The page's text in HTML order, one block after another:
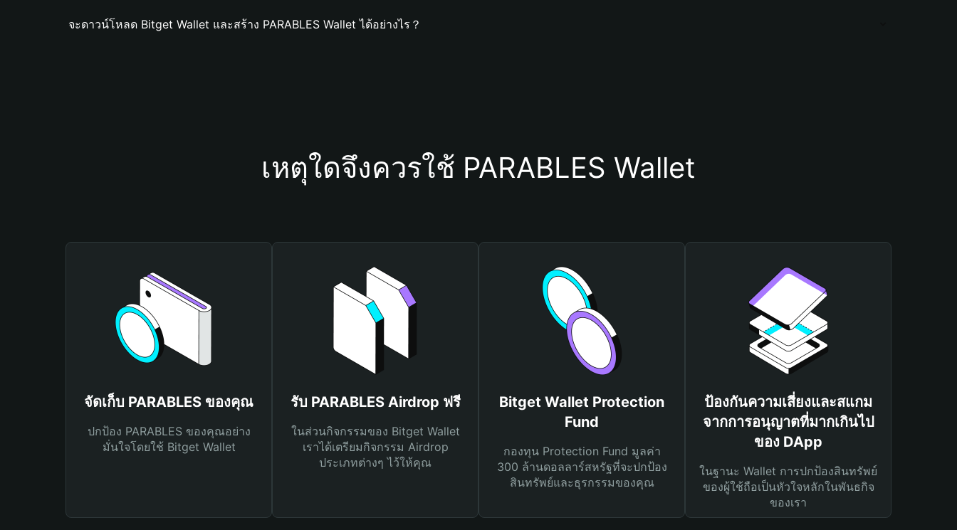
จะดาวน์โหลด Bitget Wallet และสร้าง PARABLES Wallet ได้อย่างไร？
เหตุใดจึงควรใช้ PARABLES Wallet
จัดเก็บ PARABLES ของคุณ
ปกป้อง PARABLES ของคุณอย่าง
มั่นใจโดยใช้ Bitget Wallet
รับ PARABLES Airdrop ฟรี
ในส่วนกิจกรรมของ Bitget Wallet
เราได้เตรียมกิจกรรม Airdrop
ประเภทต่างๆ ไว้ให้คุณ
Bitget Wallet Protection
Fund
กองทุน Protection Fund มูลค่า
300 ล้านดอลลาร์สหรัฐที่จะปกป้อง
สินทรัพย์และธุรกรรมของคุณ
ป้องกันความเสี่ยงและสแกม
จากการอนุญาตที่มากเกินไป
ของ DApp
ในฐานะ Wallet การปกป้องสินทรัพย์
ของผู้ใช้ถือเป็นหัวใจหลักในพันธกิจ
ของเรา